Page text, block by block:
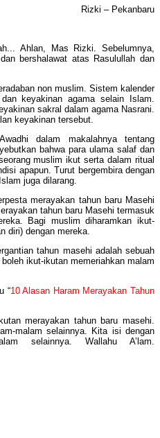
Rizki – Pekanbaru
Ahlan, Mas Rizki. Sebelumnya,
bershalawat atas Rasulullah dan
non muslim. Sistem kalender
keyakinan agama selain Islam.
sakral dalam agama Nasrani.
keyakinan tersebut.
dalam makalahnya tentang
bahwa para ulama salaf dan
muslim ikut serta dalam ritual
apapun. Turut bergembira dengan
juga dilarang.
merayakan tahun baru Masehi
tahun baru Masehi termasuk
Bagi muslim diharamkan ikut-
diri) dengan mereka.
tahun masehi adalah sebuah
ikut-ikutan memeriahkan malam
“10 Alasan Haram Merayakan Tahun
merayakan tahun baru masehi.
malam selainnya. Kita isi dengan
selainnya. Wallahu A’lam.